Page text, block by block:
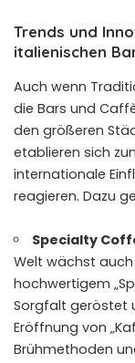
Trends und
italienischen
Auch wenn
die Bars und
den größeren
etablieren sich
internationale
reagieren. Dazu
Specialty
Welt wächst
hochwertigem
Sorgfalt geröstet
Eröffnung von
Brühmethoden